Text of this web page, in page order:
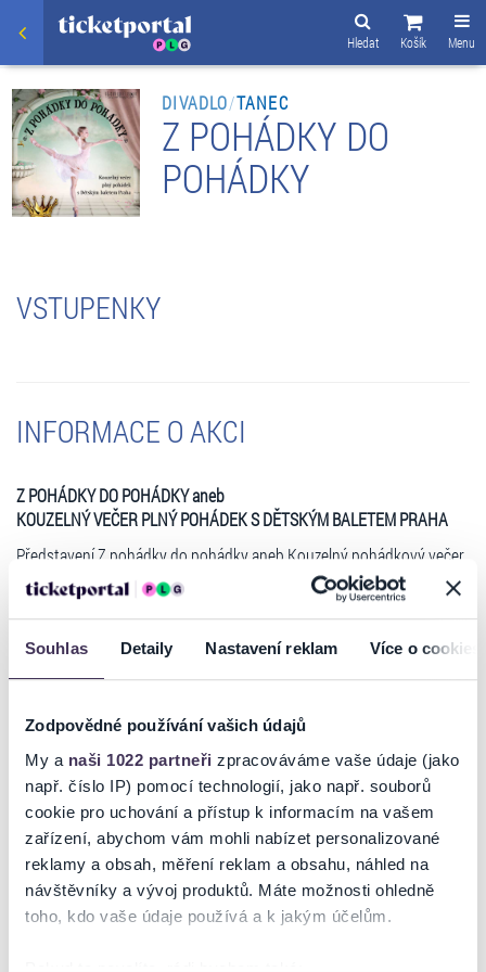
Souhlas Detaily Nastavení reklam Více o cookies
Zodpovědné používání vašich údajů
My a naši 1022 partneři zpracováváme vaše údaje (jako
např. číslo IP) pomocí technologií, jako např. souborů
cookie pro uchování a přístup k informacím na vašem
zařízení, abychom vám mohli nabízet personalizované
reklamy a obsah, měření reklam a obsahu, náhled na
návštěvníky a vývoj produktů. Máte možnosti ohledně
toho, kdo vaše údaje používá a k jakým účelům.
Pokud to povolíte, rádi bychom také:
Menu
Košík
Hledat
DIVADLO/TANEC
Z POHÁDKY DO
POHÁDKY
VSTUPENKY
INFORMACE O AKCI
Z POHÁDKY DO POHÁDKY aneb
KOUZELNÝ VEČER PLNÝ POHÁDEK S DĚTSKÝM BALETEM PRAHA
Představení Z pohádky do pohádky aneb Kouzelný pohádkový večer
s Dětským baletem Praha je baletní představení pro celou rodinu, i
širokou veřejnost. Divák během večera nahlédne hned do čtyřech
pohádek – O Zlatovlásce, O Šípkové Růžence, Zvířátka a Petrovští a O
krejčíkovi. Celým dějem provází krásná hudba Oskara Nedbala a
samozřejmě nechybí ani nádherné kostýmy a pohádková scéna.
Dělka představení: 120 minut
Dětský balet Praha, z.s. byl založen v září roku 2012 a je to první
dětský taneční soubor v Praze, který se věnuje zpracování
významných baletních děl a tvorbě nových výpravných představení,
která jsou ztvárněna pouze mladými tanečníky ve věku 4–18 let.
Dětský balet Praha zve ke spolupráci mnoho významných pedagogů,
choreografů a umělců, kteří patří mezi špičku v tanečním odvětví. Ke
Číst více
Ticketportal je zárukou pravosti vstupenek